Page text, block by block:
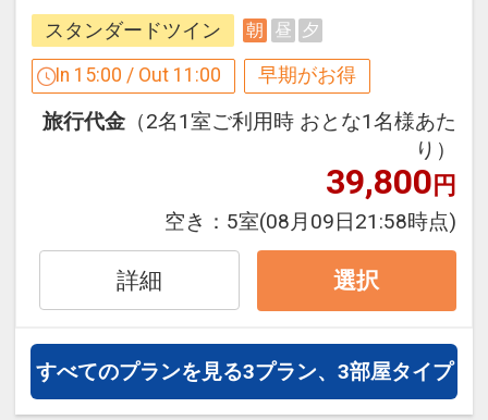
※早期申込期間を過ぎてからの変更（人
数の内訳・客室タイプ・食事条件・プラ
ン・氏名・人員・泊数の増減等の変更）
があった場合、早期申込割引は適用され
※他の割引との重複はできません。
※割引適用後のご旅行代金は、カレンダ
ーからお進みいただいた後表示される
「空室照会結果確認画面」でご確認くだ
さい。
設定期間：2026年6月1日～2026年10月
31日
【９０日前までの申込がお得】早期申込
割引がございます
ご宿泊の９０日前までにお申し込みにな
ると
１泊につきおひとり様１，０００円引
※早期申込期間を過ぎてからの変更（人
数の内訳・客室タイプ・食事条件・プラ
ン・氏名・人員・泊数の増減等の変更）
があった場合、早期申込割引は適用され
ません。
※割引適用後のご旅行代金は、カレンダ
ーからお進みいただいた後表示される
スタンダードツイン 朝 昼 夕
In 15:00 / Out 11:00 早期がお得
旅行代金 （2名1室ご利用時 おとな1名様あた
り）
39,800円
空き： 5室(08月09日21:58時点)
詳細 選択
すべてのプランを見る3プラン、3部屋タイプ